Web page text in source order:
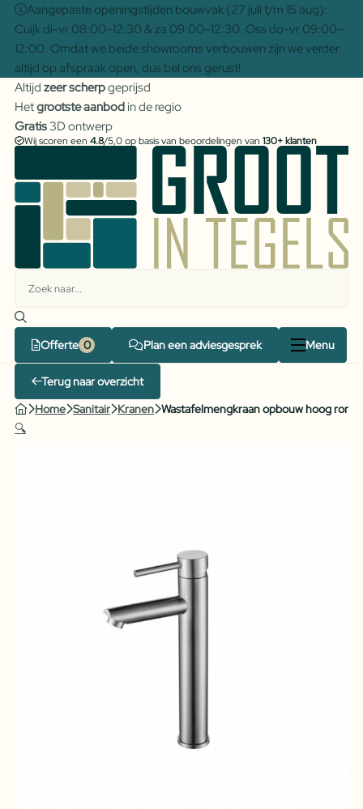
Aangepaste openingstijden bouwvak (27 juli t/m 15 aug):
Cuijk di-vr 08:00–12:30 & za 09:00–12:30. Oss do-vr 09:00–
12:00. Omdat we beide showrooms verbouwen zijn we verder
altijd op afspraak open, dus bel ons gerust!
Altijd zeer scherpgeprijsd
Hetgrootste aanbodin de regio
Gratis3D ontwerp
Wij scoren een 4.8/5,0 op basis van beoordelingen van 130+ klanten
Offerte Plan een adviesgesprek Menu
Terug naar overzicht
Home Sanitair Kranen Wastafelmengkraan opbouw hoog rond
🔍